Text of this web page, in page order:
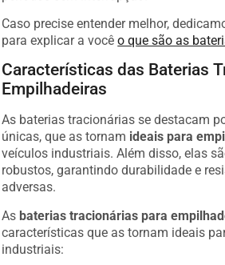
Caso precise entender melhor,
para explicar a vocêo que são as
Características das Baterias
Empilhadeiras
As baterias tracionárias se destacam
únicas, que as tornam ideais para
veículos industriais. Além disso, elas
robustos, garantindo durabilidade e
adversas.
As baterias tracionárias para
características que as tornam ideais
industriais: